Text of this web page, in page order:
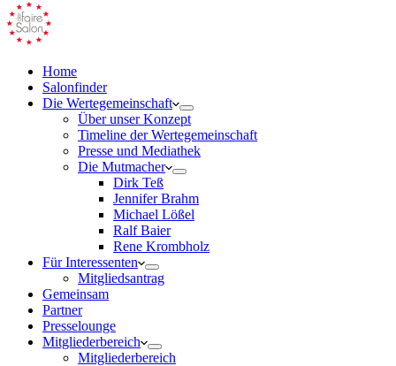
Home
Salonfinder
Die Wertegemeinschaft
Über unser Konzept
Timeline der Wertegemeinschaft
Presse und Mediathek
Die Mutmacher
Dirk Teß
Jennifer Brahm
Michael Lößel
Ralf Baier
Rene Krombholz
Für Interessenten
Mitgliedsantrag
Gemeinsam
Partner
Presselounge
Mitgliederbereich
Mitgliederbereich